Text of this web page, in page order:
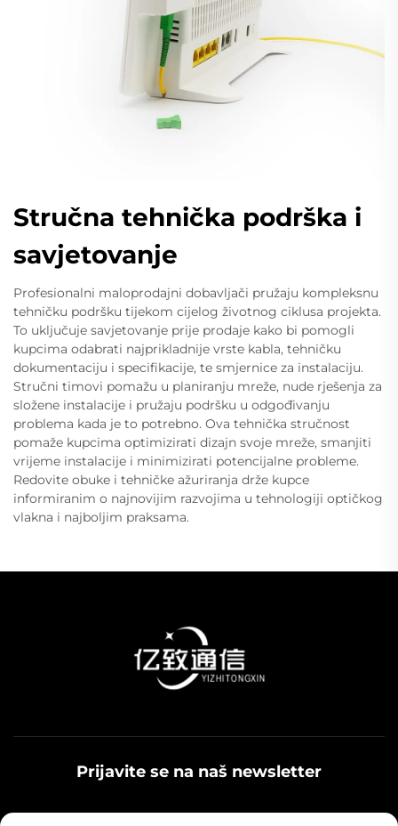
Stručna tehnička podrška i
savjetovanje
Profesionalni maloprodajni dobavljači pružaju kompleksnu
tehničku podršku tijekom cijelog životnog ciklusa projekta.
To uključuje savjetovanje prije prodaje kako bi pomogli
kupcima odabrati najprikladnije vrste kabla, tehničku
dokumentaciju i specifikacije, te smjernice za instalaciju.
Stručni timovi pomažu u planiranju mreže, nude rješenja za
složene instalacije i pružaju podršku u odgođivanju
problema kada je to potrebno. Ova tehnička stručnost
pomaže kupcima optimizirati dizajn svoje mreže, smanjiti
vrijeme instalacije i minimizirati potencijalne probleme.
Redovite obuke i tehničke ažuriranja drže kupce
informiranim o najnovijim razvojima u tehnologiji optičkog
vlakna i najboljim praksama.
Prijavite se na naš newsletter